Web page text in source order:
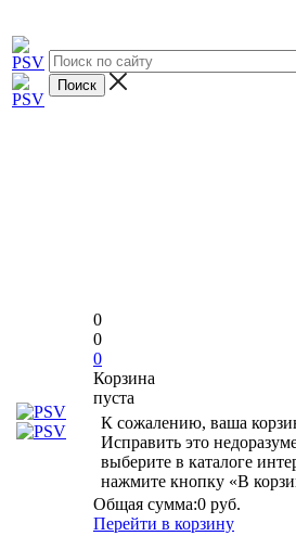
0
0
0
Корзина
пуста
К сожалению, ваша
Исправить это
выберите в каталоге
нажмите кнопку «В
Общая сумма:0 руб.
Перейти в корзину